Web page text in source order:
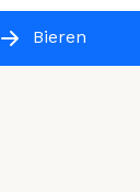
Bieren